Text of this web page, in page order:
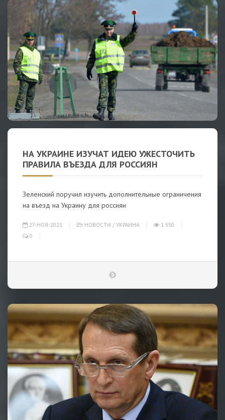
НА УКРАИНЕ ИЗУЧАТ ИДЕЮ УЖЕСТОЧИТЬ
ПРАВИЛА ВЪЕЗДА ДЛЯ РОССИЯН
Зеленский поручил изучить дополнительные ограничения
на въезд на Украину для россиян
27-НОЯ-2021 НОВОСТИ / УКРАИНА
1 550
0